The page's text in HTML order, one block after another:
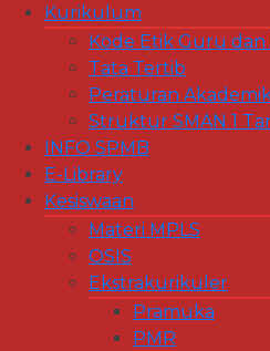
Kurikulum
Kode Etik Guru dan
Tata Tertib
Peraturan Akademik
Struktur SMAN 1
INFO SPMB
E-Library
Kesiswaan
Materi MPLS
OSIS
Ekstrakurikuler
Pramuka
PMR